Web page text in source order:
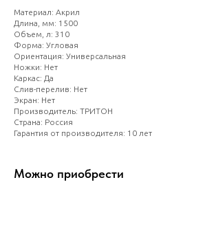
Материал: Акрил
Длина, мм: 1500
Объем, л: 310
Форма: Угловая
Ориентация: Универсальная
Ножки: Нет
Каркас: Да
Слив-перелив: Нет
Экран: Нет
Производитель: ТРИТОН
Страна: Россия
Гарантия от производителя: 10 лет
Можно приобрести